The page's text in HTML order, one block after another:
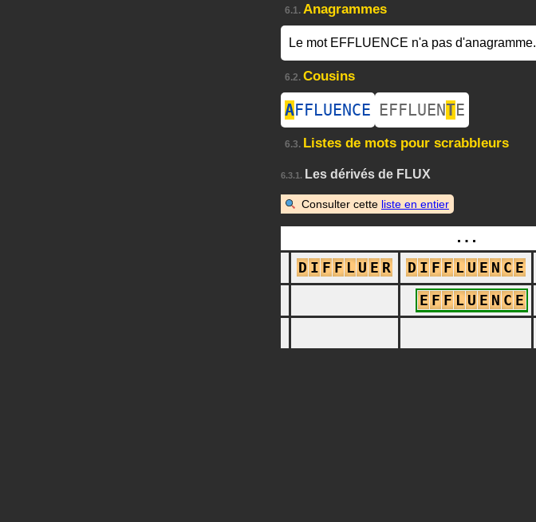
6.1. Anagrammes
Le mot EFFLUENCE n'a pas d'anagramme.
6.2. Cousins
AFFLUENCE EFFLUENTE
6.3. Listes de mots pour scrabbleurs
6.3.1. Les dérivés de FLUX
Consulter cette liste en entier
…
D I F F L U E R D I F F L U E N C E
E F F L U E N C E